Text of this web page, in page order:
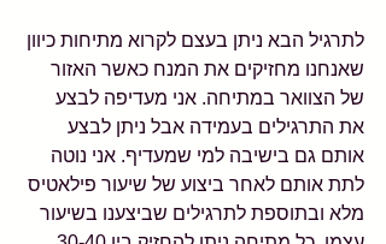
לתרגיל הבא ניתן בעצם לקרוא מתיחות כיוון
שאנחנו מחזיקים את המנח כאשר האזור
של הצוואר במתיחה. אני מעדיפה לבצע
את התרגילים בעמידה אבל ניתן לבצע
אותם גם בישיבה למי שמעדיף. אני נוטה
לתת אותם לאחר ביצוע של שיעור פילאטיס
מלא ובתוספת לתרגילים שביצענו בשיעור